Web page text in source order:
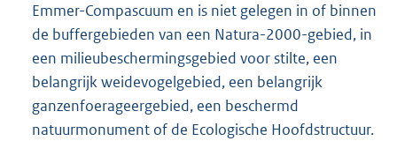
Emmer-Compascuum en is niet gelegen in of binnen
de buffergebieden van een Natura-2000-gebied, in
een milieubeschermingsgebied voor stilte, een
belangrijk weidevogelgebied, een belangrijk
ganzenfoerageergebied, een beschermd
natuurmonument of de Ecologische Hoofdstructuur.